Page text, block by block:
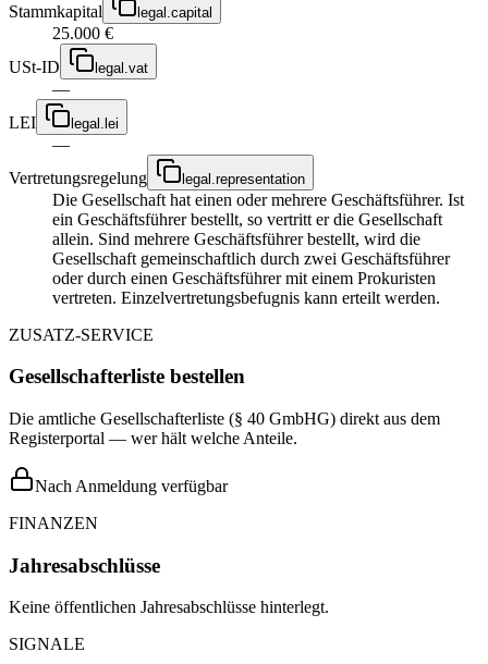
Stammkapital
legal.capital
25.000 €
USt-ID
legal.vat
—
LEI
legal.lei
—
Vertretungsregelung
legal.representation
Die Gesellschaft hat einen oder mehrere Geschäftsführer. Ist
ein Geschäftsführer bestellt, so vertritt er die Gesellschaft
allein. Sind mehrere Geschäftsführer bestellt, wird die
Gesellschaft gemeinschaftlich durch zwei Geschäftsführer
oder durch einen Geschäftsführer mit einem Prokuristen
vertreten. Einzelvertretungsbefugnis kann erteilt werden.
ZUSATZ-SERVICE
Gesellschafterliste bestellen
Die amtliche Gesellschafterliste (§ 40 GmbHG) direkt aus dem
Registerportal — wer hält welche Anteile.
Nach Anmeldung verfügbar
FINANZEN
Jahresabschlüsse
Keine öffentlichen Jahresabschlüsse hinterlegt.
SIGNALE